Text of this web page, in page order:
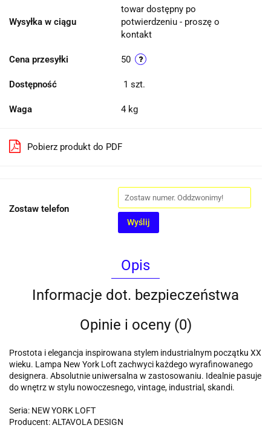
Wysyłka w ciągu
towar dostępny po
potwierdzeniu - proszę o
kontakt
Cena przesyłki 50
Dostępność 1 szt.
Waga 4 kg
Pobierz produkt do PDF
Zostaw telefon
Wyślij
Opis
Informacje dot. bezpieczeństwa
Opinie i oceny (0)
Prostota i elegancja inspirowana stylem industrialnym początku XX
wieku. Lampa New York Loft zachwyci każdego wyrafinowanego
designera. Absolutnie uniwersalna w zastosowaniu. Idealnie pasuje
do wnętrz w stylu nowoczesnego, vintage, industrial, skandi.
Seria: NEW YORK LOFT
Producent: ALTAVOLA DESIGN